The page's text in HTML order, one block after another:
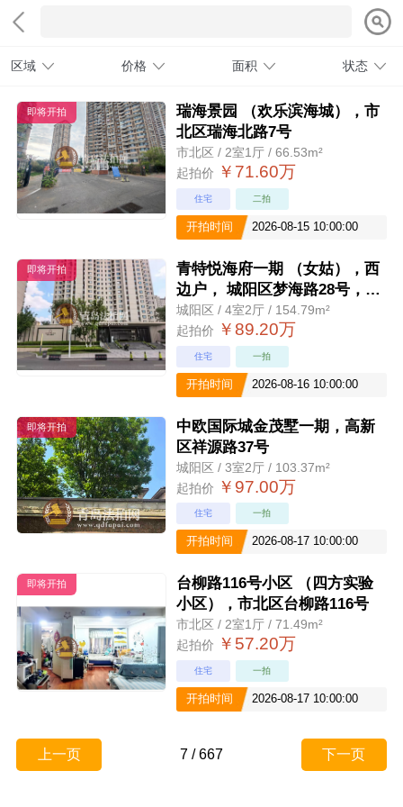
区域 价格 面积 状态
即将开拍
瑞海景园 （欢乐滨海城），市
北区瑞海北路7号
市北区 / 2室1厅 / 66.53m²
起拍价 ￥71.60万
住宅 二拍
开拍时间 2026-08-15 10:00:00
即将开拍
青特悦海府一期 （女姑），西
边户， 城阳区梦海路28号，包
交付
城阳区 / 4室2厅 / 154.79m²
起拍价 ￥89.20万
住宅 一拍
开拍时间 2026-08-16 10:00:00
即将开拍
中欧国际城金茂墅一期，高新
区祥源路37号
城阳区 / 3室2厅 / 103.37m²
起拍价 ￥97.00万
住宅 一拍
开拍时间 2026-08-17 10:00:00
即将开拍
台柳路116号小区 （四方实验
小区），市北区台柳路116号
市北区 / 2室1厅 / 71.49m²
起拍价 ￥57.20万
住宅 一拍
开拍时间 2026-08-17 10:00:00
上一页 7 /667 下一页